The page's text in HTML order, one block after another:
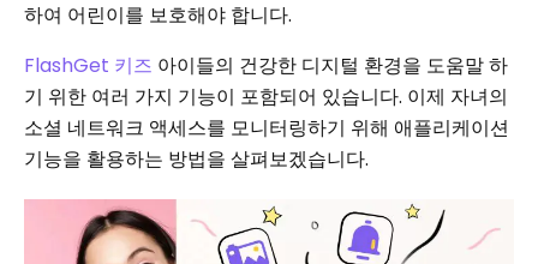
하여 어린이를 보호해야 합니다.
FlashGet 키즈 아이들의 건강한 디지털 환경을 도움말 하
기 위한 여러 가지 기능이 포함되어 있습니다. 이제 자녀의
소셜 네트워크 액세스를 모니터링하기 위해 애플리케이션
기능을 활용하는 방법을 살펴보겠습니다.